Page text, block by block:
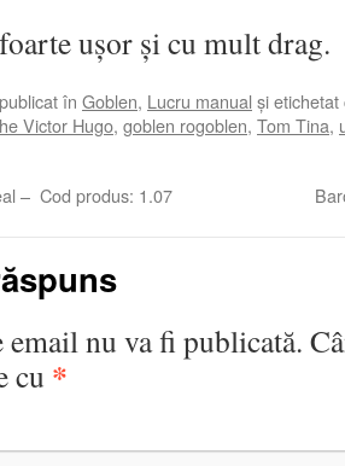
ușor și cu mult drag.
în Goblen, Lucru manual și
Victor Hugo, goblen rogoblen, Tom Tina,
– Cod produs: 1.07
email nu va fi publicată.
cu *